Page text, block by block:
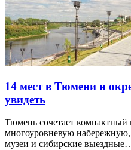
14 мест в Тюмени и
увидеть
Тюмень сочетает компактный
многоуровневую
музеи и сибирские